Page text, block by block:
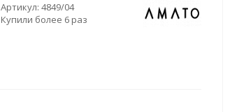
Артикул: 4849/04
Купили более 6 раз